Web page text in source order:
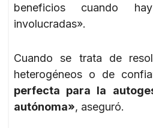
beneficios cuando
involucradas».
Cuando se trata de
heterogéneos o de
perfecta para la
autónoma», aseguró.